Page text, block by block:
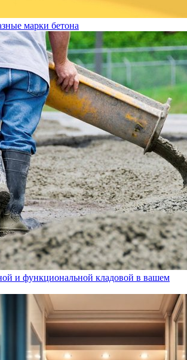
марки бетона
и функциональной кладовой в вашем